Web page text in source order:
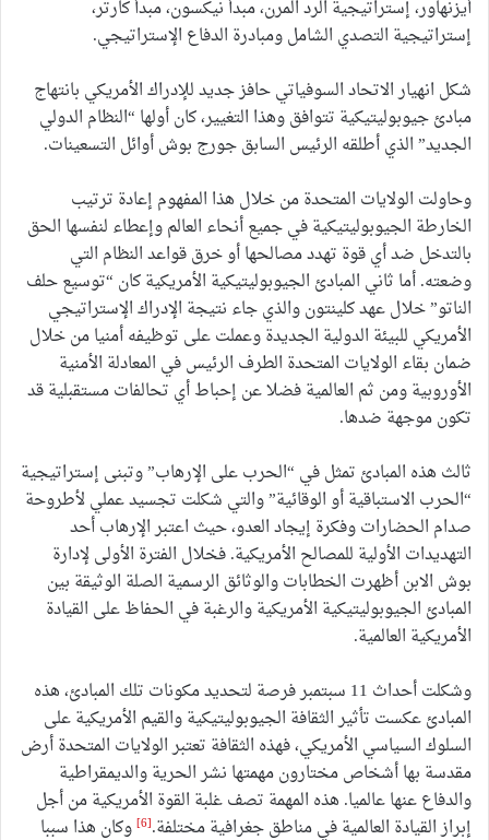
أيزنهاور، إستراتيجية الرد المرن، مبدأ نيكسون، مبدأ كارتر،
إستراتيجية التصدي الشامل ومبادرة الدفاع الإستراتيجي.
شكل انهيار الاتحاد السوفياتي حافز جديد للإدراك الأمريكي بانتهاج
مبادئ جيوبوليتيكية تتوافق وهذا التغيير، كان أولها “النظام الدولي
الجديد” الذي أطلقه الرئيس السابق جورج بوش أوائل التسعينات.
وحاولت الولايات المتحدة من خلال هذا المفهوم إعادة ترتيب
الخارطة الجيوبوليتيكية في جميع أنحاء العالم وإعطاء لنفسها الحق
بالتدخل ضد أي قوة تهدد مصالحها أو خرق قواعد النظام التي
وضعته. أما ثاني المبادئ الجيوبوليتيكية الأمريكية كان “توسيع حلف
الناتو” خلال عهد كلينتون والذي جاء نتيجة الإدراك الإستراتيجي
الأمريكي للبيئة الدولية الجديدة وعملت على توظيفه أمنيا من خلال
ضمان بقاء الولايات المتحدة الطرف الرئيس في المعادلة الأمنية
الأوروبية ومن ثم العالمية فضلا عن إحباط أي تحالفات مستقبلية قد
تكون موجهة ضدها.
ثالث هذه المبادئ تمثل في “الحرب على الإرهاب” وتبنى إستراتيجية
“الحرب الاستباقية أو الوقائية” والتي شكلت تجسيد عملي لأطروحة
صدام الحضارات وفكرة إيجاد العدو، حيث اعتبر الإرهاب أحد
التهديدات الأولية للمصالح الأمريكية. فخلال الفترة الأولى لإدارة
بوش الابن أظهرت الخطابات والوثائق الرسمية الصلة الوثيقة بين
المبادئ الجيوبوليتيكية الأمريكية والرغبة في الحفاظ على القيادة
الأمريكية العالمية.
وشكلت أحداث 11 سبتمبر فرصة لتحديد مكونات تلك المبادئ، هذه
المبادئ عكست تأثير الثقافة الجيوبوليتيكية والقيم الأمريكية على
السلوك السياسي الأمريكي، فهذه الثقافة تعتبر الولايات المتحدة أرض
مقدسة بها أشخاص مختارون مهمتها نشر الحرية والديمقراطية
والدفاع عنها عالميا. هذه المهمة تصف غلبة القوة الأمريكية من أجل
إبراز القيادة العالمية في مناطق جغرافية مختلفة.[6]
وكان هذا سببا